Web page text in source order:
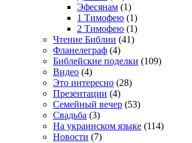
Эфесянам (1)
1 Тимофею (1)
2 Тимофею (1)
Чтение Библии (41)
Фланелеграф (4)
Библейские поделки (109)
Видео (4)
Это интересно (28)
Презентации (4)
Семейный вечер (53)
Свадьба (3)
На украинском языке (114)
Новости (7)